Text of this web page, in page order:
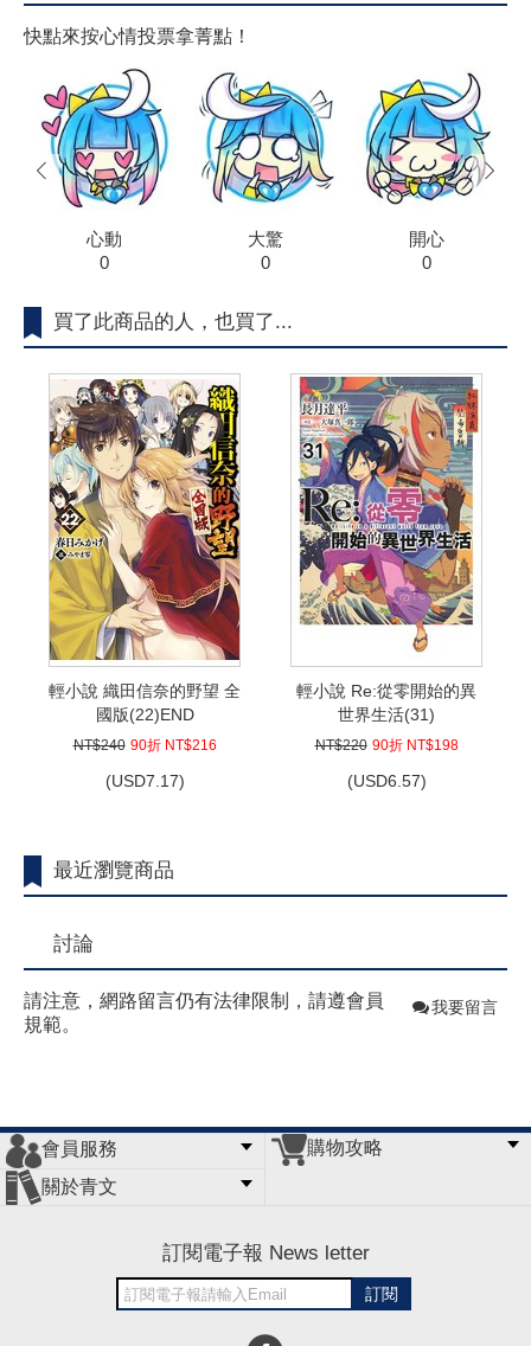
快點來按心情投票拿菁點！
心動
0
大驚
0
開心
0
prev next
買了此商品的人，也買了...
輕小說 織田信奈的野望 全
國版(22)END
NT$240 90折 NT$216
(USD7.17)
輕小說 Re:從零開始的異
世界生活(31)
NT$220 90折 NT$198
(USD6.57)
最近瀏覽商品
討論
請注意，網路留言仍有法律限制，請遵會員
規範。
我要留言
會員服務
會員辦法
客服信箱
隱私條款
網站導覽
購物攻略
關於青文
訂閱電子報 News letter
訂閱